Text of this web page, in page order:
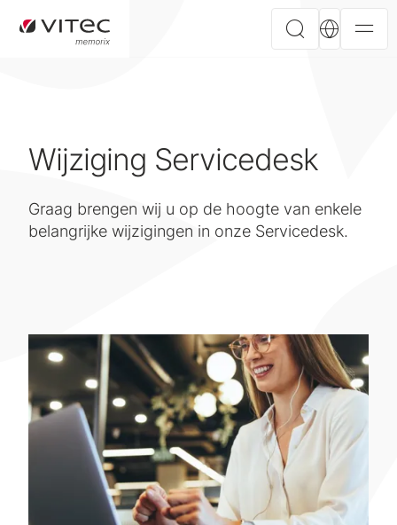
Wijziging Servicedesk
Graag brengen wij u op de hoogte van enkele
belangrijke wijzigingen in onze Servicedesk.